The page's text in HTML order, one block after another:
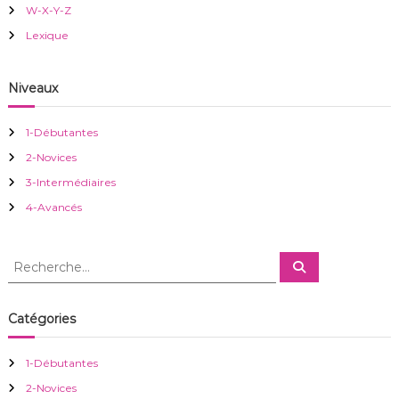
o
n
d
e
l
a
r
t
W-X-Y-Z
Lexique
Niveaux
1-Débutantes
2-Novices
3-Intermédiaires
4-Avancés
R
h
e
c
h
R
c
Catégories
1-Débutantes
2-Novices